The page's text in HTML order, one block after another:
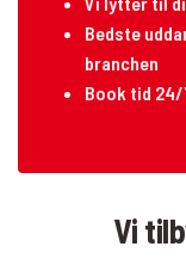
Bedste
branchen
Book tid 24/
Vi